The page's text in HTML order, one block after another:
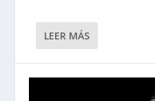
LEER MÁS